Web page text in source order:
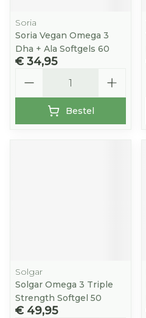
Soria
Soria Vegan Omega 3
Dha + Ala Softgels 60
€ 34,95
Bestel
Solgar
Solgar Omega 3 Triple
Strength Softgel 50
€ 49,95